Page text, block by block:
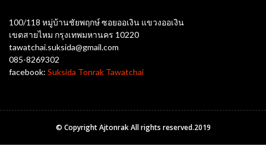
100/118 หมู่บ้านชัยพฤกษ์ ซอยออเงิน แขวงออเงิน
เขตสายไหม กรุงเทพมหานคร 10220
tawatchai.suksida@gmail.com
085-8269302
facebook: Suksida Tonrak Tawatchai
© Copyright Ajtonrak All rights reserved.2019